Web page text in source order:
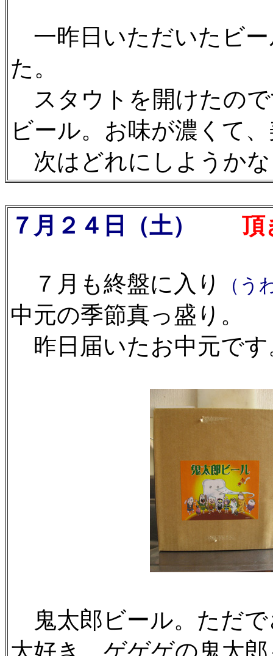
一昨日いただいたビ
た。
スタウトを開けたの
ビール。お味が濃くて
次はどれにしようか
７月２４日（土） 頂
７月も終盤に入り （う
中元の季節真っ盛り。
昨日届いたお中元です
鬼太郎ビール。ただで